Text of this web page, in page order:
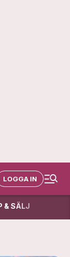
LOGGA IN
& SÄLJ